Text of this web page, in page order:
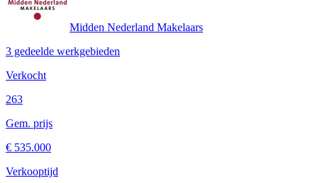
Midden Nederland Makelaars
3 gedeelde werkgebieden
Verkocht
263
Gem. prijs
€ 535.000
Verkooptijd